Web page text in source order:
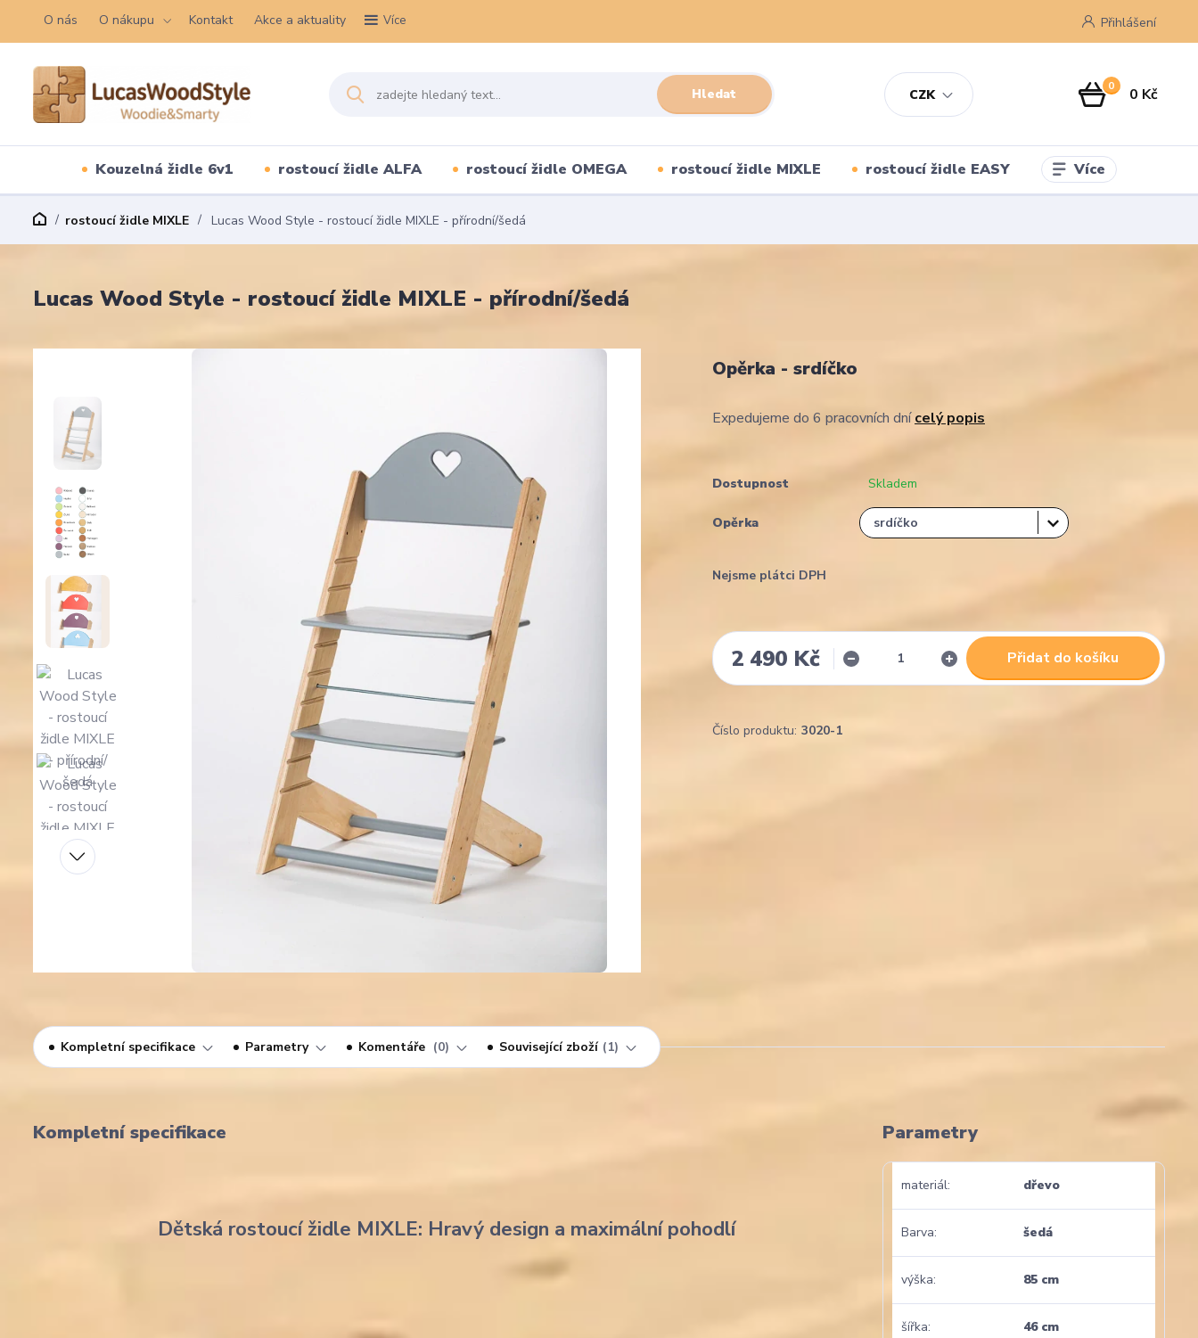
O nás O nákupu Kontakt Akce a aktuality Více
CZK
Přihlášení
Hledat 0 0 Kč
Kouzelná židle 6v1 rostoucí židle ALFA rostoucí židle OMEGA rostoucí židle MIXLE rostoucí židle EASY Více
rostoucí židle MIXLE Lucas Wood Style - rostoucí židle MIXLE - přírodní/šedá
Lucas Wood Style - rostoucí židle MIXLE - přírodní/šedá
Opěrka - srdíčko
Expedujeme do 6 pracovních dnícelý popis
Dostupnost Skladem
Opěrka
Nejsme plátci DPH
2 490 Kč Přidat do košíku
Číslo produktu: 3020-1
Kompletní specifikace Parametry Komentáře 0 Související zboží 1
Kompletní specifikace
Dětská rostoucí židle MIXLE: Hravý design a maximální pohodlí
Parametry
materiál dřevo
Barva šedá
výška 85 cm
šířka 46 cm